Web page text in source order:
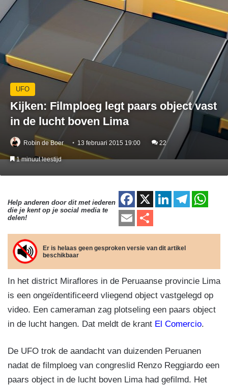
UFO
Kijken: Filmploeg legt paars object vast
in de lucht boven Lima
Robin de Boer 13 februari 2015 19:00 22
1 minuut leestijd
Help anderen door dit met iederen
die je kent op je social media te
delen!
F
a
c
e
b
o
o
k
X
Li
k
e
dI
n
T
e
a
m
at
A
p
p
E
m
ail
el
e
n
Er is helaas geen gesproken versie van dit artikel
beschikbaar
In het district Miraflores in de Peruaanse provincie Lima
is een ongeïdentificeerd vliegend object vastgelegd op
video. Een cameraman zag plotseling een paars object
in de lucht hangen. Dat meldt de krant El Comercio.
De UFO trok de aandacht van duizenden Peruanen
nadat de filmploeg van congreslid Renzo Reggiardo een
paars object in de lucht boven Lima had gefilmd. Het